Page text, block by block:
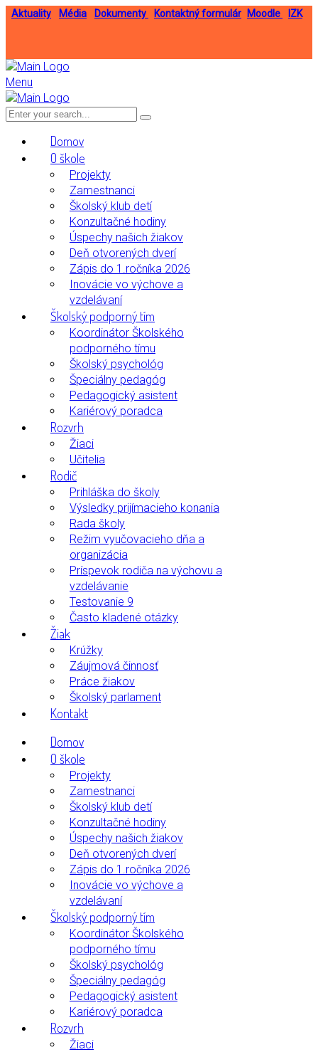
Aktuality Média Dokumenty IZK
Moodle
Kontaktný formulár
Menu
Domov
O škole
Projekty
Zamestnanci
Školský klub detí
Konzultačné hodiny
Úspechy našich žiakov
Deň otvorených dverí
Zápis do 1.ročníka 2026
Inovácie vo výchove a
vzdelávaní
Školský podporný tím
Koordinátor Školského
podporného tímu
Školský psychológ
Špeciálny pedagóg
Pedagogický asistent
Kariérový poradca
Rozvrh
Žiaci
Učitelia
Rodič
Prihláška do školy
Výsledky prijímacieho konania
Rada školy
Režim vyučovacieho dňa a
organizácia
Príspevok rodiča na výchovu a
vzdelávanie
Testovanie 9
Často kladené otázky
Žiak
Krúžky
Záujmová činnosť
Práce žiakov
Školský parlament
Kontakt
Domov
O škole
Projekty
Zamestnanci
Školský klub detí
Konzultačné hodiny
Úspechy našich žiakov
Deň otvorených dverí
Zápis do 1.ročníka 2026
Inovácie vo výchove a
vzdelávaní
Školský podporný tím
Koordinátor Školského
podporného tímu
Školský psychológ
Špeciálny pedagóg
Pedagogický asistent
Kariérový poradca
Rozvrh
Žiaci